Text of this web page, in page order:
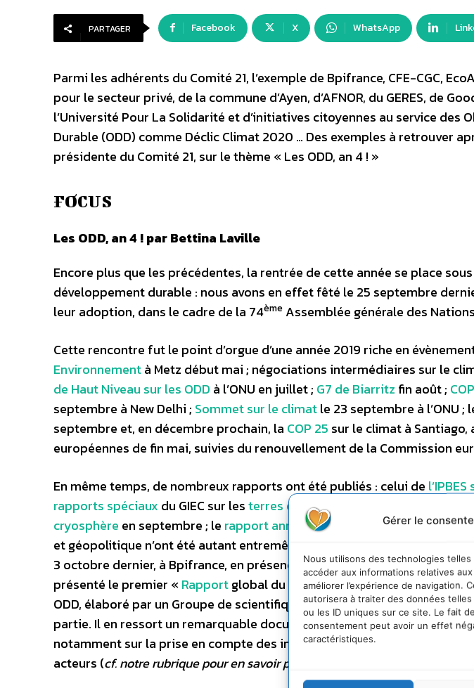
Gérer le
Nous utilisons des technologies
accéder aux informations relatives
améliorer l’expérience de navigation.
autorisera à traiter des données
ou les ID uniques sur ce site. Le fait
consentement peut avoir un effet
caractéristiques.
PARTAGER Facebook X WhatsApp
Parmi les adhérents du Comité 21, l’exemple de Bpifrance, CFE-CGC,
pour le secteur privé, de la commune d’Ayen, d’AFNOR, du GERES, de
l’Université Pour La Solidarité et d’initiatives citoyennes au service des
Durable (ODD) comme Déclic Climat 2020 … Des exemples à retrouver
présidente du Comité 21, sur le thème « Les ODD, an 4 ! »
FOCUS
Les ODD, an 4 ! par Bettina Laville
Encore plus que les précédentes, la rentrée de cette année se place
développement durable : nous avons en effet fêté le 25 septembre
leur adoption, dans le cadre de la 74ème Assemblée générale des
Cette rencontre fut le point d’orgue d’une année 2019 riche en
Environnementà Metz début mai ; négociations intermédiaires sur le
de Haut Niveau sur les ODD à l’ONU en juillet ; G7 de Biarritz fin août ;
septembre à New Delhi ; Sommet sur le climatle 23 septembre à l’ONU ;
septembre et, en décembre prochain, la COP 25 sur le climat à
européennes de fin mai, suivies du renouvellement de la Commission
En même temps, de nombreux rapports ont été publiés : celui de
rapports spéciaux du GIEC sur lesterres et les changements climatiques
cryosphère en septembre ; le rapport annuelde l’ONU sur les ODD
et géopolitique n’ont été autant entremêlées … comme il a été dit dans
3 octobre dernier, à Bpifrance, en présence notamment de Jean-Paul
présenté le premier «Rapportglobal du développement durable», bilan
ODD, élaboré par un Groupe de scientifiques indépendants, mandatés
partie. Il en ressort un remarquable document, centré sur la « science
notamment sur la prise en compte des interactions entre les ODD par
acteurs (cf. notre rubrique pour en savoir plus